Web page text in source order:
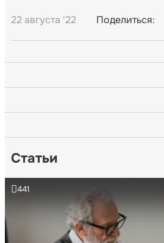
22 августа '22 Поделиться:
Статьи
441